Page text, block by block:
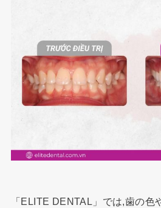
「ELITE DENTAL」では,歯の色